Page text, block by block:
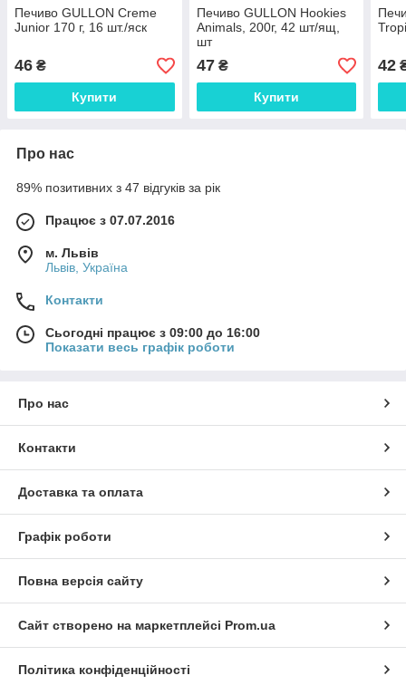
Печиво GULLON Creme
Junior 170 г, 16 шт./яск
46 ₴
Купити
Печиво GULLON Hookies
Animals, 200г, 42 шт/ящ,
шт
47₴
Купити
42
Про нас
89% позитивних з 47 відгуків за рік
Працює з 07.07.2016
м. Львів
Львів, Україна
Контакти
Сьогодні працює з 09:00 до 16:00
Показати весь графік роботи
Про нас
Контакти
Доставка та оплата
Графік роботи
Повна версія сайту
Сайт створено на маркетплейсі Prom.ua
Політика конфіденційності